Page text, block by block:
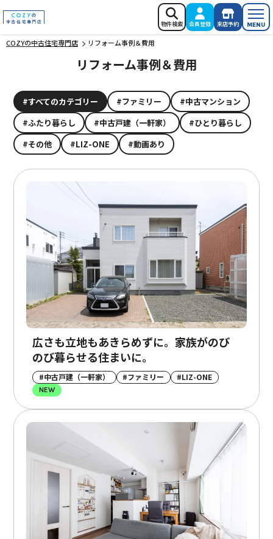
COZYの中古住宅専門店
物件検索 会員登録 来店予約 MENU
COZYの中古住宅専門店 リフォーム事例＆費用
リフォーム事例＆費用
すべてのカテゴリー ファミリー
中古マンション
ふたり暮らし
中古戸建（一軒家）
ひとり暮らし
その他
LIZ-ONE 動画あり
広さも立地もあきらめずに。家族がのび
のび暮らせる住まいに。
#中古戸建（一軒家） #ファミリー #LIZ-ONE
NEW